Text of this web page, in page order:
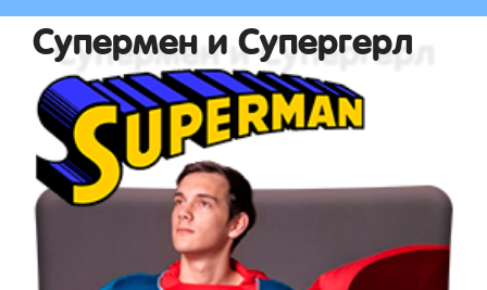
Супермен и Супергерл